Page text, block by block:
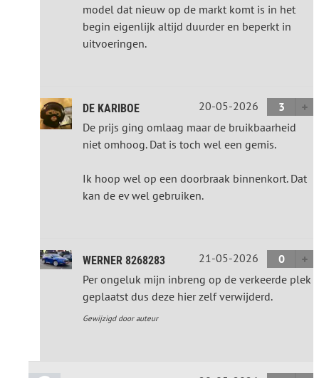
model dat nieuw op de markt komt is in het
begin eigenlijk altijd duurder en beperkt in
uitvoeringen.
DE KARIBOE 20-05-2026
3
De prijs ging omlaag maar de bruikbaarheid
niet omhoog. Dat is toch wel een gemis.
Ik hoop wel op een doorbraak binnenkort. Dat
kan de ev wel gebruiken.
WERNER 8268283 21-05-2026
0
Per ongeluk mijn inbreng op de verkeerde plek
geplaatst dus deze hier zelf verwijderd.
Gewijzigd door auteur